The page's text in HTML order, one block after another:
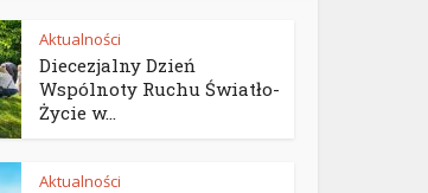
Aktualności
Diecezjalny Dzień
Wspólnoty Ruchu Światło-
Życie w...
Aktualności